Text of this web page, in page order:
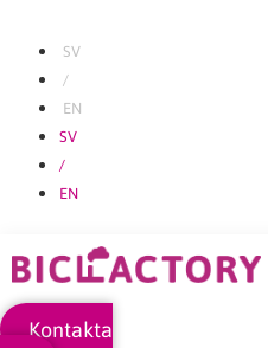
innehåll
SV
/
EN
SV
/
EN
Kontakta